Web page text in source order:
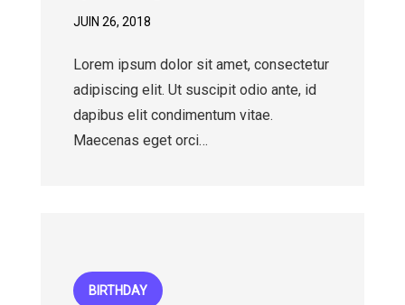
JUIN 26, 2018
Lorem ipsum dolor sit amet, consectetur
adipiscing elit. Ut suscipit odio ante, id
dapibus elit condimentum vitae.
Maecenas eget orci…
BIRTHDAY